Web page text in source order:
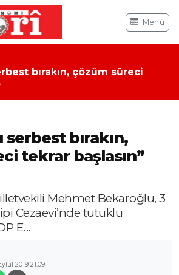
Menü
bırakın, çözüm süreci
serbest bırakın,
tekrar başlasın”
Mehmet Bekaroğlu, 3
Cezaevi’nde tutuklu
E…
2019 21:09